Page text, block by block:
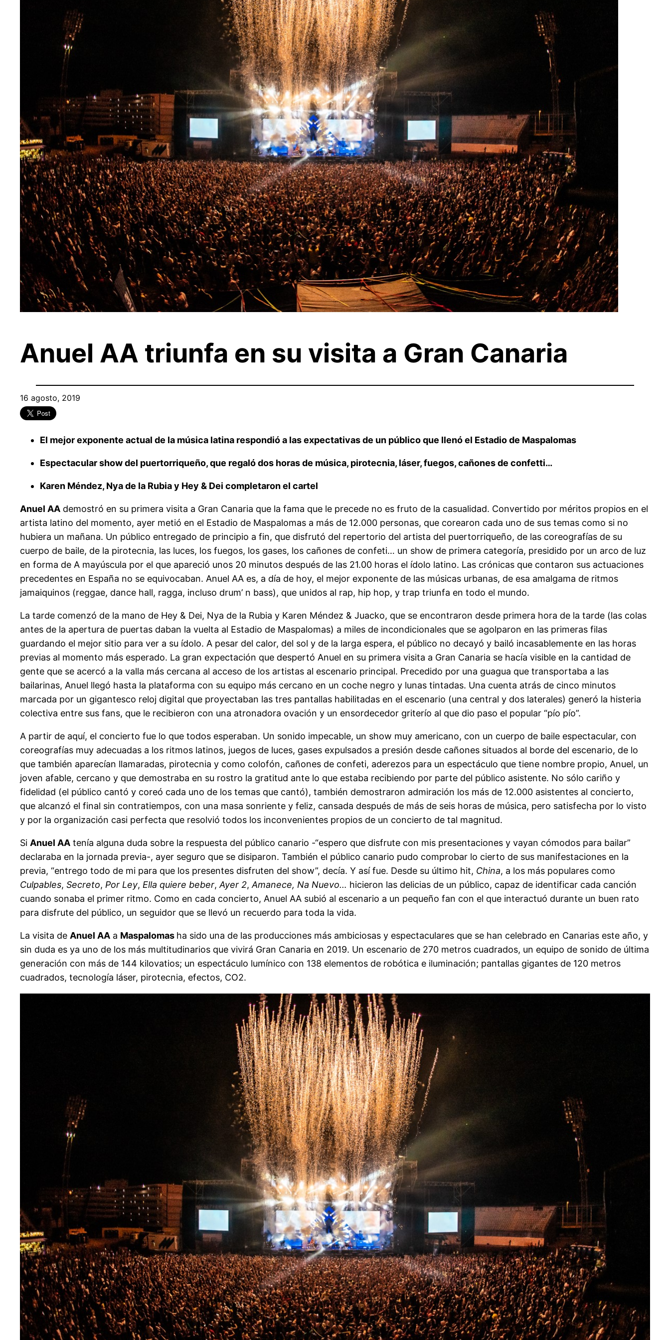
Anuel AA triunfa en su visita a Gran Canaria
16 agosto, 2019
El mejor exponente actual de la música latina respondió a las expectativas de un público que llenó el Estadio de Maspalomas
Espectacular show del puertorriqueño, que regaló dos horas de música, pirotecnia, láser, fuegos, cañones de confetti…
Karen Méndez, Nya de la Rubia y Hey & Dei completaron el cartel
Anuel AA demostró en su primera visita a Gran Canaria que la fama que le precede no es fruto de la casualidad. Convertido por méritos propios en el
artista latino del momento, ayer metió en el Estadio de Maspalomas a más de 12.000 personas, que corearon cada uno de sus temas como si no
hubiera un mañana. Un público entregado de principio a fin, que disfrutó del repertorio del artista del puertorriqueño, de las coreografías de su
cuerpo de baile, de la pirotecnia, las luces, los fuegos, los gases, los cañones de confeti… un show de primera categoría, presidido por un arco de luz
en forma de A mayúscula por el que apareció unos 20 minutos después de las 21.00 horas el ídolo latino. Las crónicas que contaron sus actuaciones
precedentes en España no se equivocaban. Anuel AA es, a día de hoy, el mejor exponente de las músicas urbanas, de esa amalgama de ritmos
jamaiquinos (reggae, dance hall, ragga, incluso drum’ n bass), que unidos al rap, hip hop, y trap triunfa en todo el mundo.
La tarde comenzó de la mano de Hey & Dei, Nya de la Rubia y Karen Méndez & Juacko, que se encontraron desde primera hora de la tarde (las colas
antes de la apertura de puertas daban la vuelta al Estadio de Maspalomas) a miles de incondicionales que se agolparon en las primeras filas
guardando el mejor sitio para ver a su ídolo. A pesar del calor, del sol y de la larga espera, el público no decayó y bailó incasablemente en las horas
previas al momento más esperado. La gran expectación que despertó Anuel en su primera visita a Gran Canaria se hacía visible en la cantidad de
gente que se acercó a la valla más cercana al acceso de los artistas al escenario principal. Precedido por una guagua que transportaba a las
bailarinas, Anuel llegó hasta la plataforma con su equipo más cercano en un coche negro y lunas tintadas. Una cuenta atrás de cinco minutos
marcada por un gigantesco reloj digital que proyectaban las tres pantallas habilitadas en el escenario (una central y dos laterales) generó la histeria
colectiva entre sus fans, que le recibieron con una atronadora ovación y un ensordecedor griterío al que dio paso el popular “pío pío”.
A partir de aquí, el concierto fue lo que todos esperaban. Un sonido impecable, un show muy americano, con un cuerpo de baile espectacular, con
coreografías muy adecuadas a los ritmos latinos, juegos de luces, gases expulsados a presión desde cañones situados al borde del escenario, de lo
que también aparecían llamaradas, pirotecnia y como colofón, cañones de confeti, aderezos para un espectáculo que tiene nombre propio, Anuel, un
joven afable, cercano y que demostraba en su rostro la gratitud ante lo que estaba recibiendo por parte del público asistente. No sólo cariño y
fidelidad (el público cantó y coreó cada uno de los temas que cantó), también demostraron admiración los más de 12.000 asistentes al concierto,
que alcanzó el final sin contratiempos, con una masa sonriente y feliz, cansada después de más de seis horas de música, pero satisfecha por lo visto
y por la organización casi perfecta que resolvió todos los inconvenientes propios de un concierto de tal magnitud.
Si Anuel AA tenía alguna duda sobre la respuesta del público canario -“espero que disfrute con mis presentaciones y vayan cómodos para bailar”
declaraba en la jornada previa-, ayer seguro que se disiparon. También el público canario pudo comprobar lo cierto de sus manifestaciones en la
previa, “entrego todo de mi para que los presentes disfruten del show”, decía. Y así fue. Desde su último hit, China, a los más populares como
Culpables, Secreto, Por Ley, Ella quiere beber, Ayer 2, Amanece, Na Nuevo… hicieron las delicias de un público, capaz de identificar cada canción
cuando sonaba el primer ritmo. Como en cada concierto, Anuel AA subió al escenario a un pequeño fan con el que interactuó durante un buen rato
para disfrute del público, un seguidor que se llevó un recuerdo para toda la vida.
La visita de Anuel AA a Maspalomas ha sido una de las producciones más ambiciosas y espectaculares que se han celebrado en Canarias este año, y
sin duda es ya uno de los más multitudinarios que vivirá Gran Canaria en 2019. Un escenario de 270 metros cuadrados, un equipo de sonido de última
generación con más de 144 kilovatios; un espectáculo lumínico con 138 elementos de robótica e iluminación; pantallas gigantes de 120 metros
cuadrados, tecnología láser, pirotecnia, efectos, CO2.